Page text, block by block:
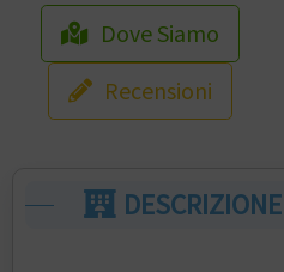
Dove Siamo
Recensioni